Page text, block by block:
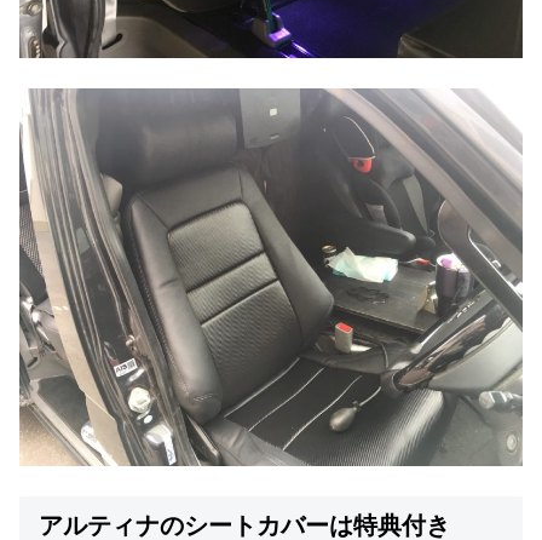
アルティナのシートカバーは特典付き